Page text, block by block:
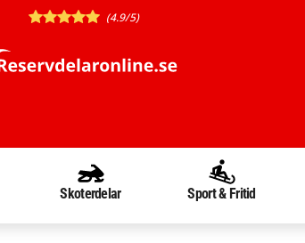
(4.9/5)
Skoterdelar Sport & Fritid